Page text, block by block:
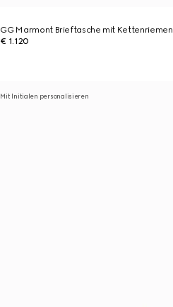
GG Marmont Brieftasche mit Kettenriemen
€ 1.120
Mit Initialen personalisieren